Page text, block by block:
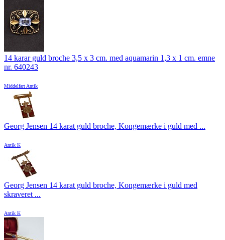
14 karar guld broche 3,5 x 3 cm. med aquamarin 1,3 x 1 cm. emne
nr. 640243
Middelfart Antik
Georg Jensen 14 karat guld broche, Kongemærke i guld med ...
Antik K
Georg Jensen 14 karat guld broche, Kongemærke i guld med
skraveret ...
Antik K